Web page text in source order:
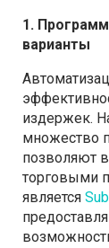
1.
варианты
издержек.
множество
позволяют
торговыми
является